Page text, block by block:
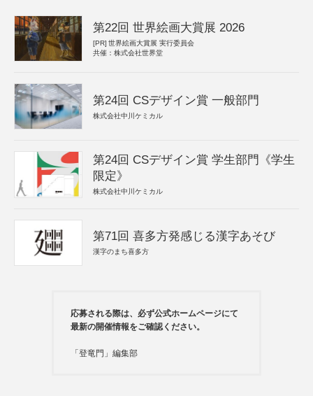
第22回 世界絵画大賞展 2026
[PR] 世界絵画大賞展 実行委員会
共催：株式会社世界堂
第24回 CSデザイン賞 一般部門
株式会社中川ケミカル
第24回 CSデザイン賞 学生部門《学生
限定》
株式会社中川ケミカル
第71回 喜多方発感じる漢字あそび
漢字のまち喜多方
応募される際は、必ず公式ホームページにて
最新の開催情報をご確認ください。
「登竜門」編集部